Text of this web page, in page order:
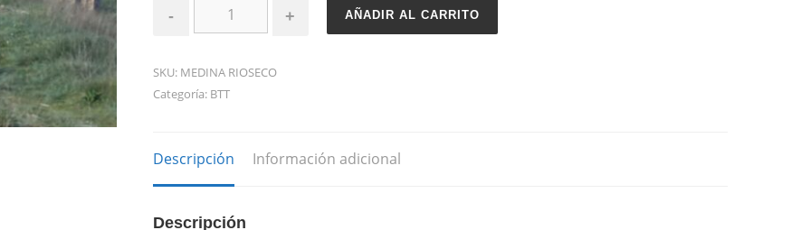
SALIDA
CANAL
MEDINA
DE
RIOSECO
- + AÑADIR AL CARRITO
SKU: MEDINA RIOSECO
Categoría: BTT
Descripción Información adicional
Descripción